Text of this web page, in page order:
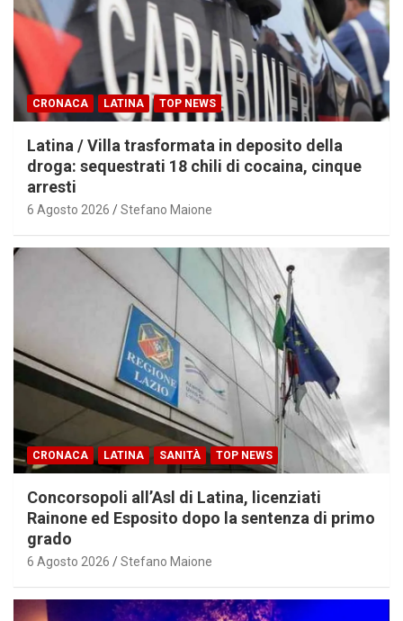
CRONACA LATINA TOP NEWS
Latina / Villa trasformata in deposito della
droga: sequestrati 18 chili di cocaina, cinque
arresti
6 Agosto 2026 Stefano Maione
CRONACA LATINA SANITÀ TOP NEWS
Concorsopoli all’Asl di Latina, licenziati
Rainone ed Esposito dopo la sentenza di primo
grado
6 Agosto 2026 Stefano Maione